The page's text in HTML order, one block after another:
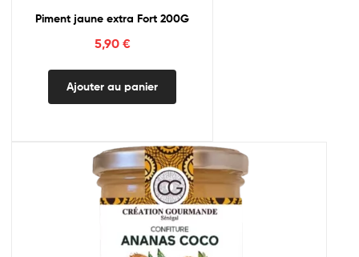
Piment jaune extra Fort 200G
5,90 €
Ajouter au panier